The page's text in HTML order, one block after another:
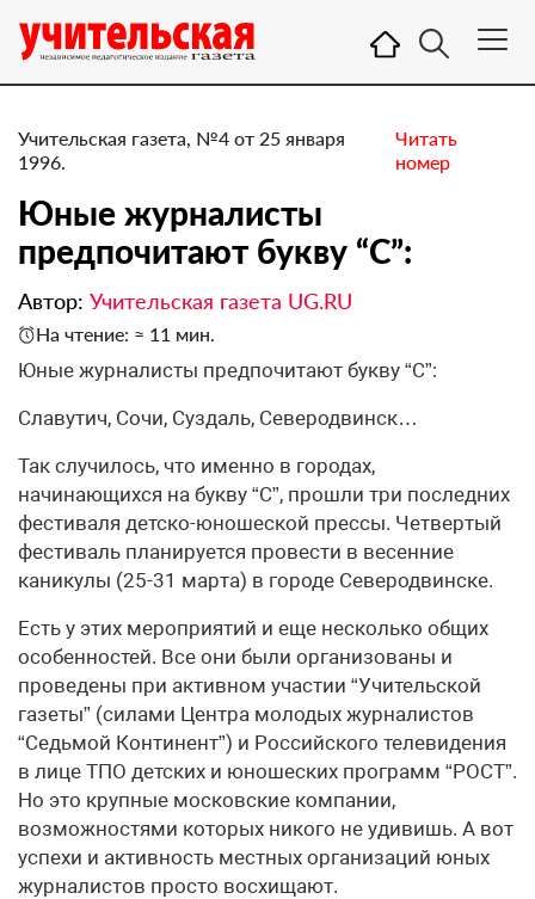
Учительская газета, №4 от 25 января
1996.
Читать
номер
Юные журналисты
предпочитают букву “С”:
Автор: Учительская газета UG.RU
На чтение: ≈ 11 мин.
Юные журналисты предпочитают букву “С”:
Славутич, Сочи, Суздаль, Северодвинск…
Так случилось, что именно в городах,
начинающихся на букву “С”, прошли три последних
фестиваля детско-юношеской прессы. Четвертый
фестиваль планируется провести в весенние
каникулы (25-31 марта) в городе Северодвинске.
Есть у этих мероприятий и еще несколько общих
особенностей. Все они были организованы и
проведены при активном участии “Учительской
газеты” (силами Центра молодых журналистов
“Седьмой Континент”) и Российского телевидения
в лице ТПО детских и юношеских программ “РОСТ”.
Но это крупные московские компании,
возможностями которых никого не удивишь. А вот
успехи и активность местных организаций юных
журналистов просто восхищают.